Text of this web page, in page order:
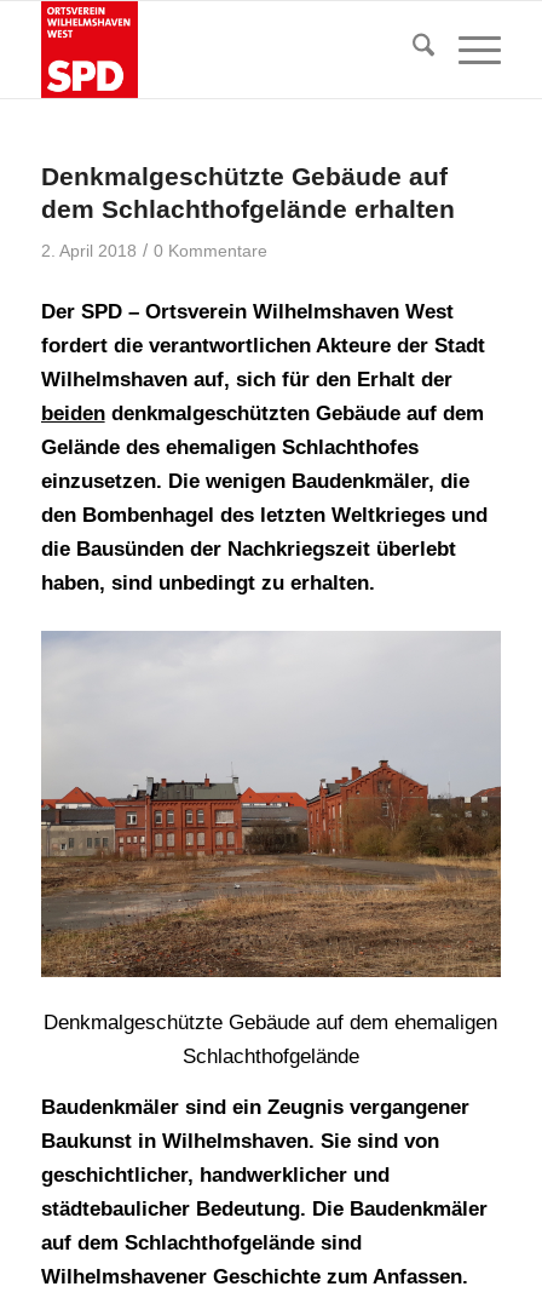
Denkmalgeschützte Gebäude auf
dem Schlachthofgelände erhalten
2. April 2018 / 0 Kommentare
Der SPD – Ortsverein Wilhelmshaven West
fordert die verantwortlichen Akteure der Stadt
Wilhelmshaven auf, sich für den Erhalt der
beidendenkmalgeschützten Gebäude auf dem
Gelände des ehemaligen Schlachthofes
einzusetzen. Die wenigen Baudenkmäler, die
den Bombenhagel des letzten Weltkrieges und
die Bausünden der Nachkriegszeit überlebt
haben, sind unbedingt zu erhalten.
Denkmalgeschützte Gebäude auf dem ehemaligen
Schlachthofgelände
Baudenkmäler sind ein Zeugnis vergangener
Baukunst in Wilhelmshaven. Sie sind von
geschichtlicher, handwerklicher und
städtebaulicher Bedeutung. Die Baudenkmäler
auf dem Schlachthofgelände sind
Wilhelmshavener Geschichte zum Anfassen.